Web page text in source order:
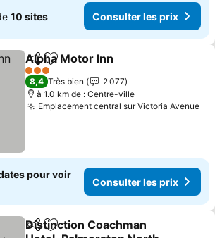
10 sites Consulter les prix
PartagerAjouter à mes favoris
Alpha Motor Inn
3 Étoiles
8,4 Très bien
2 077
à 1.0 km de : Centre-ville
Emplacement central sur Victoria Avenue
pour voir
Consulter les prix
PartagerAjouter à mes favoris
Distinction Coachman